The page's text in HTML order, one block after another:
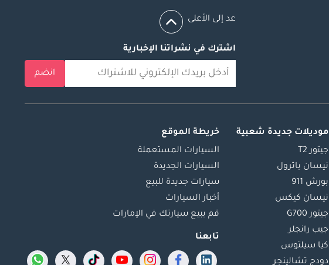
عد إلى الأعلى
اشترك في نشراتنا الإخبارية
انضم
موديلات جديدة شعبية
جيتور T2
نيسان باترول
بورش 911
نيسان كيكس
جيتور G700
جيب رانجلر
كيا سيلتوس
دودج تشالينجر
خريطة الموقع
السيارات المستعملة
السيارات الجديدة
سيارات جديدة للبيع
أخبار السيارات
قم ببيع سيارتك في الإمارات
تابعنا